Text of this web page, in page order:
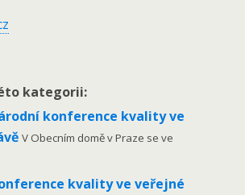
kategorii:
konference kvality ve
V Obecním domě v Praze se ve
kvality ve veřejné